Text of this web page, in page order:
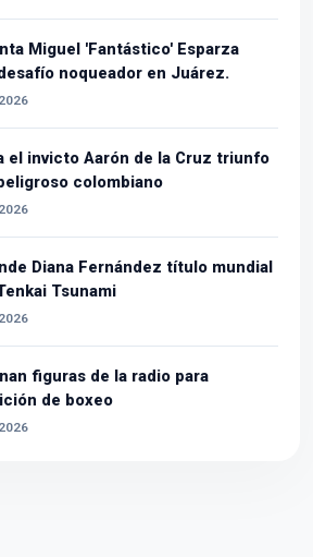
Miguel 'Fantástico' Esparza
noqueador en Juárez.
el invicto Aarón de la Cruz triunfo
colombiano
Diana Fernández título mundial
Tsunami
figuras de la radio para
de boxeo